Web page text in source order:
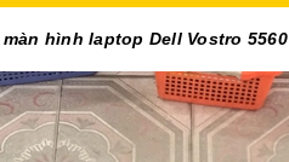
hình laptop Dell Vostro 5560